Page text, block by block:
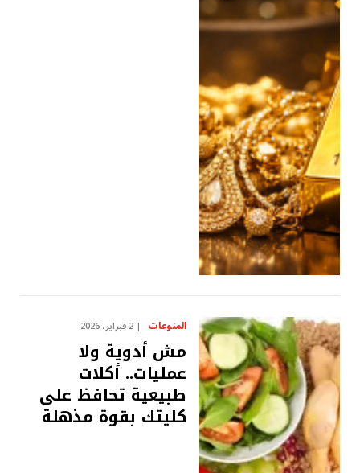
المنوعات 2 فبراير، 2026
مش أدوية ولا
عمليات.. أكلات
طبيعية تحافظ على
كليتك بقوة مذهلة